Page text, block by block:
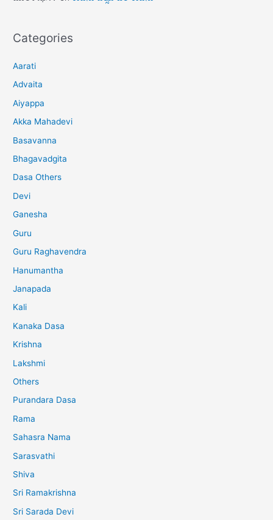
Categories
Aarati
Advaita
Aiyappa
Akka Mahadevi
Basavanna
Bhagavadgita
Dasa Others
Devi
Ganesha
Guru
Guru Raghavendra
Hanumantha
Janapada
Kali
Kanaka Dasa
Krishna
Lakshmi
Others
Purandara Dasa
Rama
Sahasra Nama
Sarasvathi
Shiva
Sri Ramakrishna
Sri Sarada Devi